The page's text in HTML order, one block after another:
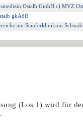
Ostalb GmbH c) MVZ
gkAöR
am Stauferklinikum
(Los 1) wird für